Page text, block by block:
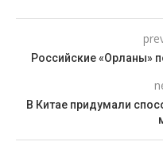
Российские «Орланы»
В Китае придумали